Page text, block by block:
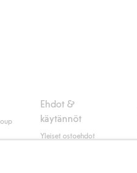
Ehdot &
käytännöt
Yleiset ostoehdot